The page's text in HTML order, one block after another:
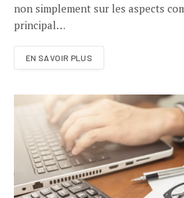
non simplement sur les aspects
principal…
EN SAVOIR PLUS